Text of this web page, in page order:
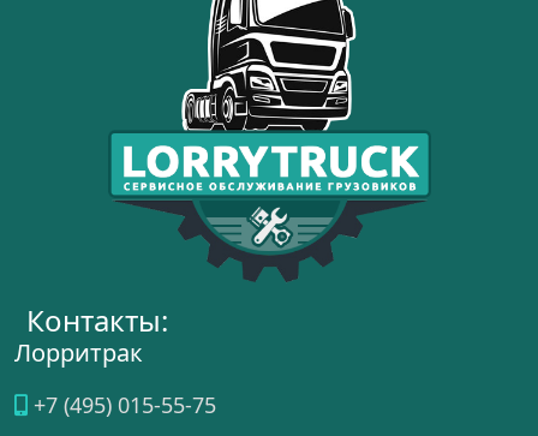
Контакты:
Лорритрак
+7 (495) 015-55-75